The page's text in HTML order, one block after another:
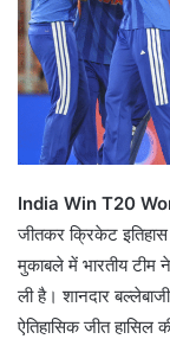
India Win T20
जीतकर क्रिकेट
मुकाबले में भारतीय
ली है। शानदार
ऐतिहासिक जीत हासिल